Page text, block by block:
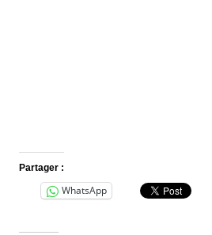
Partager :
WhatsApp